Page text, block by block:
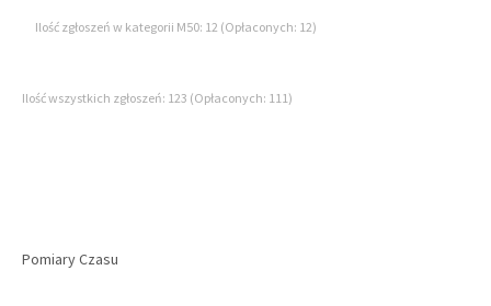
Ilość zgłoszeń w kategorii M50: 12 (Opłaconych: 12)
Ilość wszystkich zgłoszeń: 123 (Opłaconych: 111)
Pomiary Czasu